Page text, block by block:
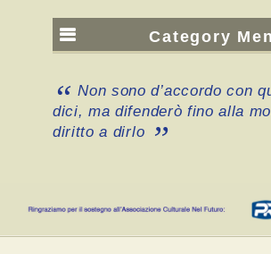
Category
Non sono d’accordo con
dici, ma difenderò fino alla
diritto a dirlo